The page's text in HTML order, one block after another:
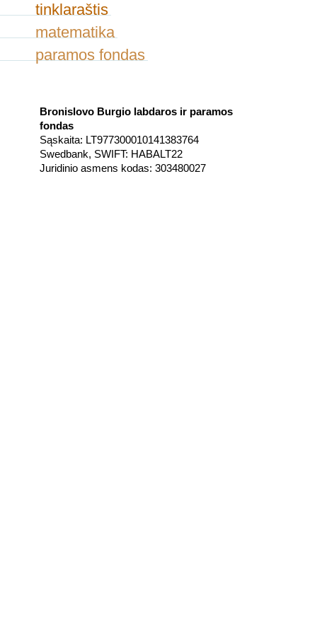
tinklaraštis
matematika
paramos fondas
Bronislovo Burgio labdaros ir paramos
fondas
Sąskaita: LT977300010141383764
Swedbank, SWIFT: HABALT22
Juridinio asmens kodas: 303480027